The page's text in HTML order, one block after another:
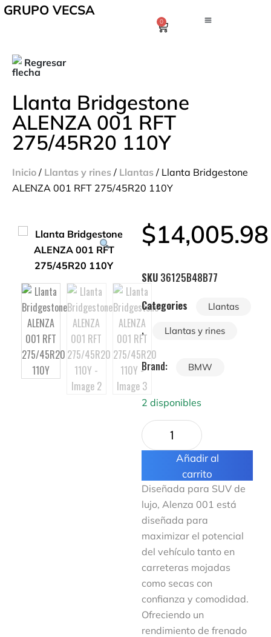
GRUPO VECSA
0
Regresar
Llanta Bridgestone
ALENZA 001 RFT
275/45R20 110Y
Inicio / Llantas y rines / Llantas / Llanta Bridgestone
ALENZA 001 RFT 275/45R20 110Y
$14,005.98
SKU 36125B48B77
Categories
Llantas
, Llantas y rines
Brand: BMW
2 disponibles
Añadir al
carrito
Diseñada para SUV de
lujo, Alenza 001 está
diseñada para
maximizar el potencial
del vehículo tanto en
carreteras mojadas
como secas con
confianza y comodidad.
Ofreciendo un
rendimiento de frenado